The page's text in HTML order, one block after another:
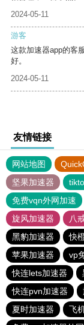
2024-05-11
游客
这款加速器app的客
好。
2024-05-11
友情链接
网站地图
坚果加速器
免费vqn外网加速
旋风加速器
八
黑豹加速器
快
苹果加速器
vp
快连lets加速器
快连pvn加速器
夏时加速器
飞